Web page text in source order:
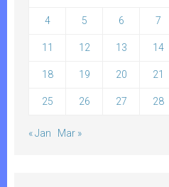
4 5 6 7
11 12 13 14
18 19 20 21
25 26 27 28
« Jan Mar »